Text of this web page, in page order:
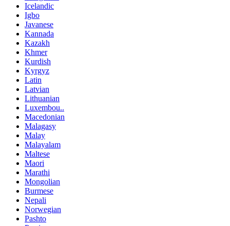
Icelandic
Igbo
Javanese
Kannada
Kazakh
Khmer
Kurdish
Kyrgyz
Latin
Latvian
Lithuanian
Luxembou..
Macedonian
Malagasy
Malay
Malayalam
Maltese
Maori
Marathi
Mongolian
Burmese
Nepali
Norwegian
Pashto